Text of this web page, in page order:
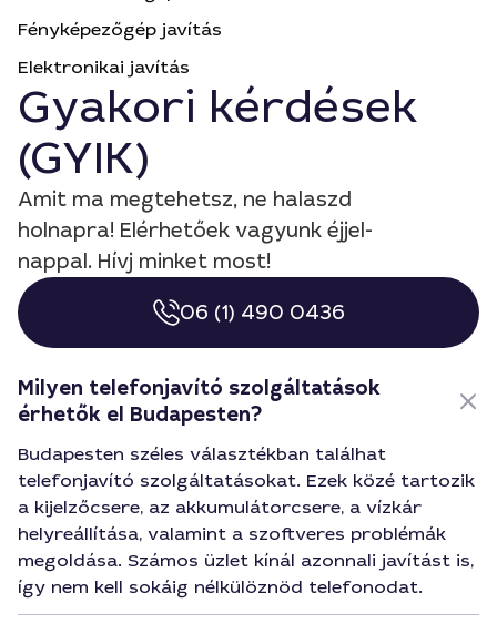
Fényképezőgép javítás
Elektronikai javítás
Gyakori kérdések
(GYIK)
Amit ma megtehetsz, ne halaszd
holnapra! Elérhetőek vagyunk éjjel-
nappal. Hívj minket most!
06 (1) 490 0436
Milyen telefonjavító szolgáltatások
érhetők el Budapesten?
Budapesten széles választékban találhat
telefonjavító szolgáltatásokat. Ezek közé tartozik
a kijelzőcsere, az akkumulátorcsere, a vízkár
helyreállítása, valamint a szoftveres problémák
megoldása. Számos üzlet kínál azonnali javítást is,
így nem kell sokáig nélkülöznöd telefonodat.